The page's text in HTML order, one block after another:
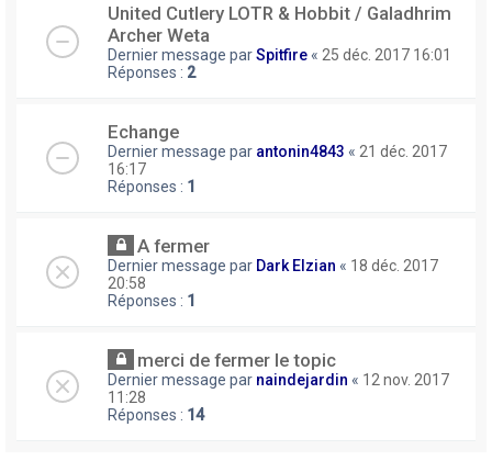
United Cutlery LOTR & Hobbit / Galadhrim
Archer Weta
Dernier message parSpitfire « 25 déc. 2017 16:01
Réponses : 2
Echange
Dernier message par antonin4843 « 21 déc. 2017
16:17
Réponses : 1
A fermer
Dernier message par Dark Elzian « 18 déc. 2017
20:58
Réponses : 1
merci de fermer le topic
Dernier message par naindejardin « 12 nov. 2017
11:28
Réponses : 14